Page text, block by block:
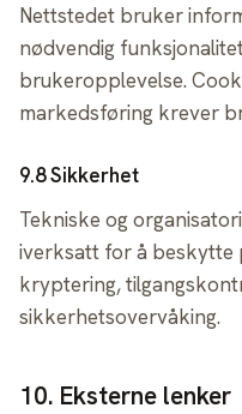
Nettstedet bruker
nødvendig
brukeropplevelse.
markedsføring krever
9.8 Sikkerhet
Tekniske og
iverksatt for å beskytte
kryptering,
sikkerhetsovervåking.
10. Eksterne lenker